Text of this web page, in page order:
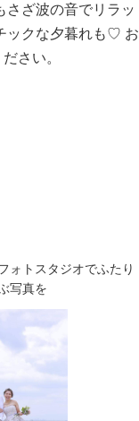
さざ波の音でリラッ
ックな夕暮れも♡ お
さい。
ォトスタジオでふたり
写真を